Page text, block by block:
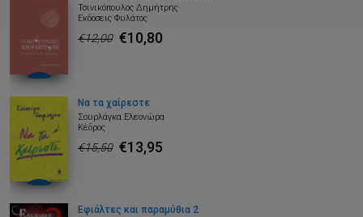
Τσινικόπουλος Δημήτρης
Εκδόσεις Φυλάτος
€12,00 €10,80
Να τα χαίρεστε
Σουρλάγκα Ελεονώρα
Κέδρος
€15,50 €13,95
Εφιάλτες και παραμύθια 2